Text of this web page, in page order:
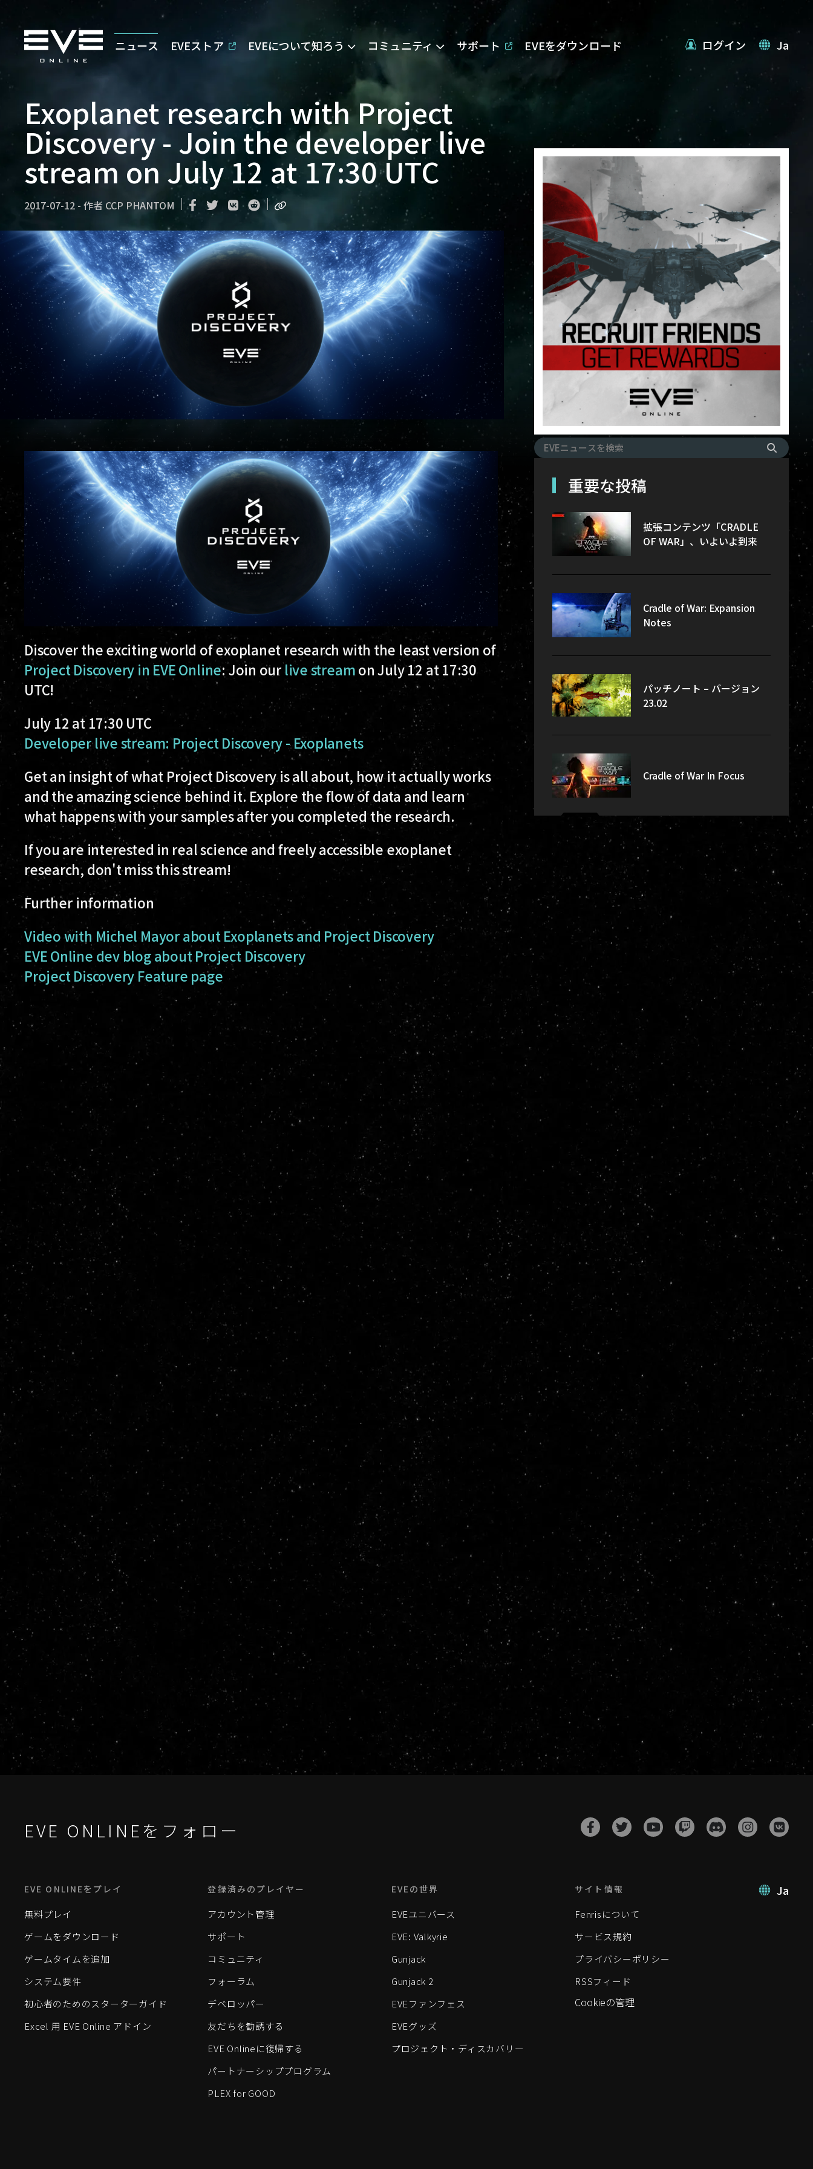
ニュース EVEストア EVEについて知ろう コミュニティ サポート EVEをダウンロード ログイン Ja
Exoplanet research with Project
Discovery - Join the developer live
stream on July 12 at 17:30 UTC
2017-07-12 - 作者 CCP PHANTOM
Discover the exciting world of exoplanet research with the least version of
Project Discovery in EVE Online: Join ourlive streamon July 12 at 17:30
UTC!
July 12 at 17:30 UTC
Developer live stream: Project Discovery - Exoplanets
Get an insight of what Project Discovery is all about, how it actually works
and the amazing science behind it. Explore the flow of data and learn
what happens with your samples after you completed the research.
If you are interested in real science and freely accessible exoplanet
research, don't miss this stream!
Further information
Video with Michel Mayor about Exoplanets and Project Discovery
EVE Online dev blog about Project Discovery
Project Discovery Feature page
重要な投稿
拡張コンテンツ「CRADLE
OF WAR」、いよいよ到来
Cradle of War: Expansion
Notes
パッチノート – バージョン
23.02
Cradle of War In Focus
EVE ONLINEをフォロー
Ja
EVE ONLINEをプレイ
無料プレイ
ゲームをダウンロード
ゲームタイムを追加
システム要件
初心者のためのスターターガイド
Excel 用 EVE Online アドイン
登録済みのプレイヤー
アカウント管理
サポート
コミュニティ
フォーラム
デベロッパー
友だちを勧誘する
EVE Onlineに復帰する
パートナーシッププログラム
PLEX for GOOD
EVEの世界
EVEユニバース
EVE: Valkyrie
Gunjack
Gunjack 2
EVEファンフェス
EVEグッズ
プロジェクト・ディスカバリー
サイト情報
Fenrisについて
サービス規約
プライバシーポリシー
RSSフィード
Cookieの管理